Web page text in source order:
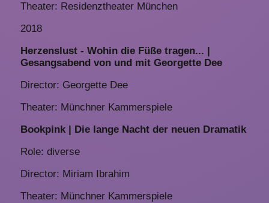
Theater: Residenztheater München
2018
Herzenslust - Wohin die Füße tragen... |
Gesangsabend von und mit Georgette Dee
Director: Georgette Dee
Theater: Münchner Kammerspiele
Bookpink | Die lange Nacht der neuen Dramatik
Role: diverse
Director: Miriam Ibrahim
Theater: Münchner Kammerspiele